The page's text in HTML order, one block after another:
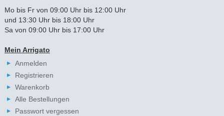
Mo bis Fr von 09:00 Uhr bis 12:00 Uhr
und 13:30 Uhr bis 18:00 Uhr
Sa von 09:00 Uhr bis 17:00 Uhr
Mein Arrigato
Anmelden
Registrieren
Warenkorb
Alle Bestellungen
Passwort vergessen